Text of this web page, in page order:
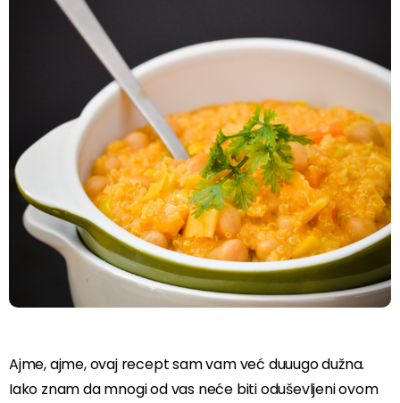
Ajme, ajme, ovaj recept sam vam već duuugo dužna.
Iako znam da mnogi od vas neće biti oduševljeni ovom